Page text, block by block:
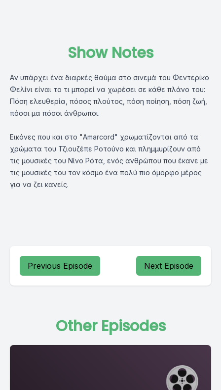
Show Notes
Aν υπάρχει ένα διαρκές θαύμα στο σινεμά του Φεντερίκο
Φελίνι είναι το τι μπορεί να χωρέσει σε κάθε πλάνο του:
Πόση ελευθερία, πόσος πλούτος, πόση ποίηση, πόση ζωή,
πόσοι μα πόσοι άνθρωποι.
Eικόνες που και στο "Αmarcord" χρωματίζονται από τα
χρώματα του Τζιουζέπε Ροτούνο και πλημμυρίζουν από
τις μουσικές του Νίνο Ρότα, ενός ανθρώπου που έκανε με
τις μουσικές του τον κόσμο ένα πολύ πιο όμορφο μέρος
για να ζει κανείς.
Previous Episode Next Episode
Other Episodes